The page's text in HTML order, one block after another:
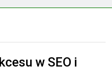
w SEO i